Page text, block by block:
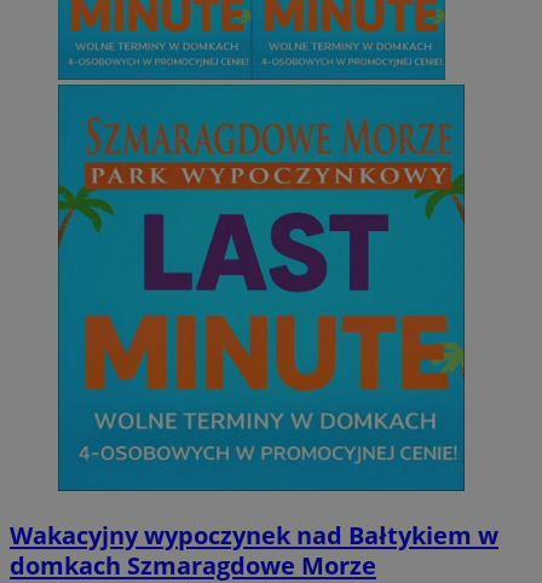
Wakacyjny wypoczynek nad Bałtykiem w
domkach Szmaragdowe Morze